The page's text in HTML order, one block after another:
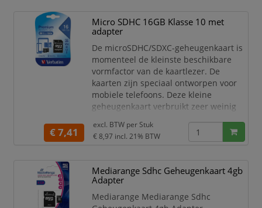
Micro SDHC 16GB Klasse 10 met
adapter
De microSDHC/SDXC-geheugenkaart is
momenteel de kleinste beschikbare
vormfactor van de kaartlezer. De
kaarten zijn speciaal ontworpen voor
mobiele telefoons. Deze kleine
geheugenkaart verbruikt zeer weinig
mobiele telefoon wordt gespaard. Deze
kan ook worden gebruikt in GPS-
camera's en PDA's.
De lijst met compatibele apparaten
wordt elke dag langer. Verbatim
€ 7,41
excl. BTW per Stuk
€ 8,97 incl. 21% BTW
Mediarange Sdhc Geheugenkaart 4gb
Adapter
Mediarange Mediarange Sdhc